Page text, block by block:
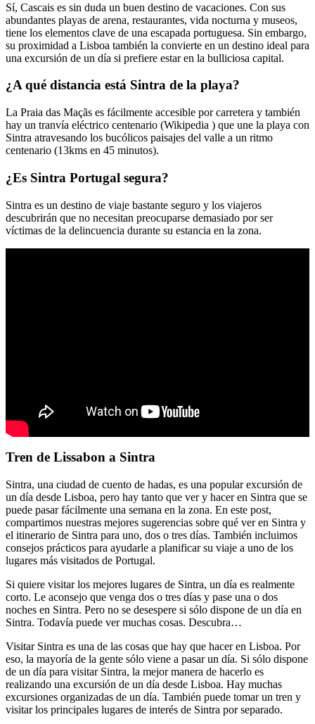
Sí, Cascais es sin duda un buen destino de vacaciones. Con sus
abundantes playas de arena, restaurantes, vida nocturna y museos,
tiene los elementos clave de una escapada portuguesa. Sin embargo,
su proximidad a Lisboa también la convierte en un destino ideal para
una excursión de un día si prefiere estar en la bulliciosa capital.
¿A qué distancia está Sintra de la playa?
La Praia das Maçãs es fácilmente accesible por carretera y también
hay un tranvía eléctrico centenario (Wikipedia ) que une la playa con
Sintra atravesando los bucólicos paisajes del valle a un ritmo
centenario (13kms en 45 minutos).
¿Es Sintra Portugal segura?
Sintra es un destino de viaje bastante seguro y los viajeros
descubrirán que no necesitan preocuparse demasiado por ser
víctimas de la delincuencia durante su estancia en la zona.
Tren de Lissabon a Sintra
Sintra, una ciudad de cuento de hadas, es una popular excursión de
un día desde Lisboa, pero hay tanto que ver y hacer en Sintra que se
puede pasar fácilmente una semana en la zona. En este post,
compartimos nuestras mejores sugerencias sobre qué ver en Sintra y
el itinerario de Sintra para uno, dos o tres días. También incluimos
consejos prácticos para ayudarle a planificar su viaje a uno de los
lugares más visitados de Portugal.
Si quiere visitar los mejores lugares de Sintra, un día es realmente
corto. Le aconsejo que venga dos o tres días y pase una o dos
noches en Sintra. Pero no se desespere si sólo dispone de un día en
Sintra. Todavía puede ver muchas cosas. Descubra…
Visitar Sintra es una de las cosas que hay que hacer en Lisboa. Por
eso, la mayoría de la gente sólo viene a pasar un día. Si sólo dispone
de un día para visitar Sintra, la mejor manera de hacerlo es
realizando una excursión de un día desde Lisboa. Hay muchas
excursiones organizadas de un día. También puede tomar un tren y
visitar los principales lugares de interés de Sintra por separado.